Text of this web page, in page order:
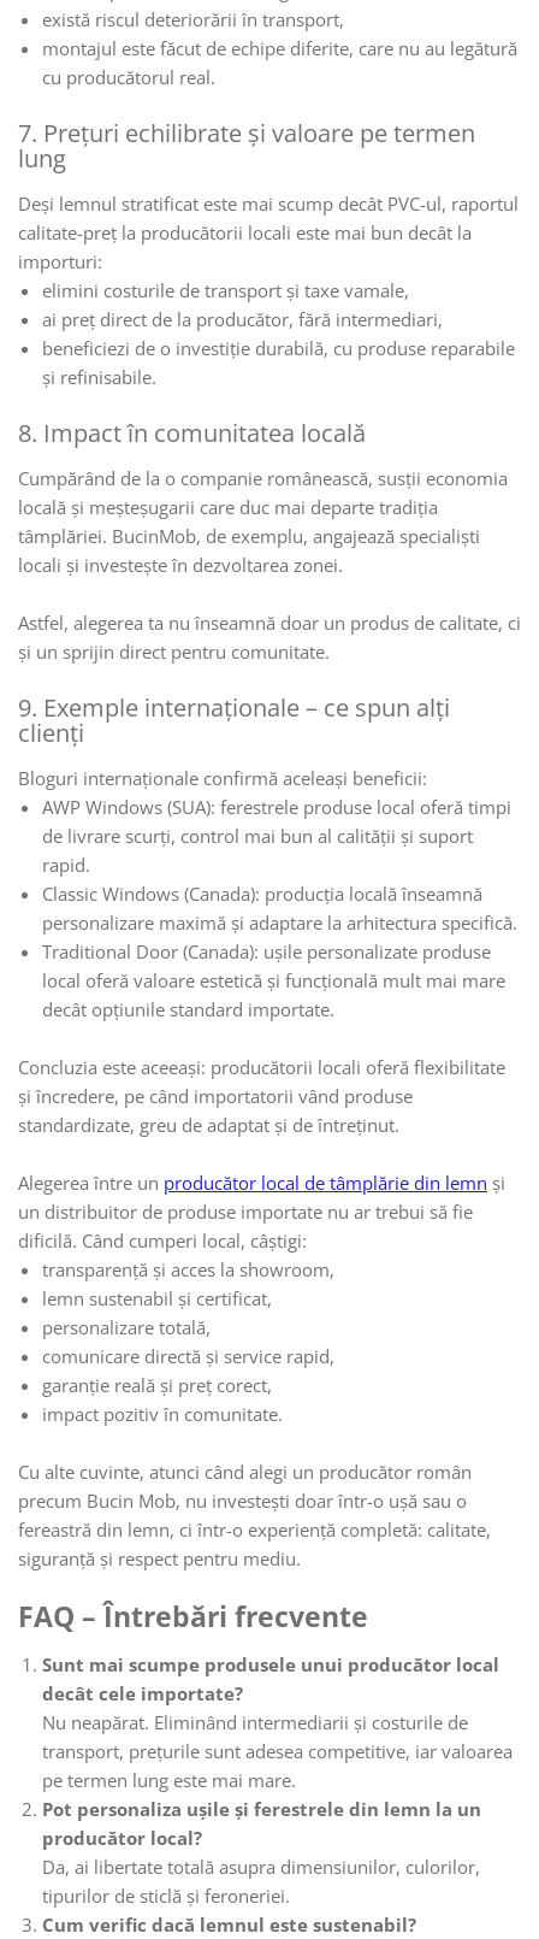
există riscul deteriorării în transport,
montajul este făcut de echipe diferite, care nu au legătură
cu producătorul real.
7. Prețuri echilibrate și valoare pe termen
lung
Deși lemnul stratificat este mai scump decât PVC-ul, raportul
calitate-preț la producătorii locali este mai bun decât la
importuri:
elimini costurile de transport și taxe vamale,
ai preț direct de la producător, fără intermediari,
beneficiezi de o investiție durabilă, cu produse reparabile
și refinisabile.
8. Impact în comunitatea locală
Cumpărând de la o companie românească, susții economia
locală și meșteșugarii care duc mai departe tradiția
tâmplăriei. BucinMob, de exemplu, angajează specialiști
locali și investește în dezvoltarea zonei.
Astfel, alegerea ta nu înseamnă doar un produs de calitate, ci
și un sprijin direct pentru comunitate.
9. Exemple internaționale – ce spun alți
clienți
Bloguri internaționale confirmă aceleași beneficii:
AWP Windows (SUA): ferestrele produse local oferă timpi
de livrare scurți, control mai bun al calității și suport
rapid.
Classic Windows (Canada): producția locală înseamnă
personalizare maximă și adaptare la arhitectura specifică.
Traditional Door (Canada): ușile personalizate produse
local oferă valoare estetică și funcțională mult mai mare
decât opțiunile standard importate.
Concluzia este aceeași: producătorii locali oferă flexibilitate
și încredere, pe când importatorii vând produse
standardizate, greu de adaptat și de întreținut.
Alegerea între un producător local de tâmplărie din lemn și
un distribuitor de produse importate nu ar trebui să fie
dificilă. Când cumperi local, câștigi:
transparență și acces la showroom,
lemn sustenabil și certificat,
personalizare totală,
comunicare directă și service rapid,
garanție reală și preț corect,
impact pozitiv în comunitate.
Cu alte cuvinte, atunci când alegi un producător român
precum Bucin Mob, nu investești doar într-o ușă sau o
fereastră din lemn, ci într-o experiență completă: calitate,
siguranță și respect pentru mediu.
FAQ – Întrebări frecvente
Sunt mai scumpe produsele unui producător local
decât cele importate?
Nu neapărat. Eliminând intermediarii și costurile de
transport, prețurile sunt adesea competitive, iar valoarea
pe termen lung este mai mare.
Pot personaliza ușile și ferestrele din lemn la un
producător local?
Da, ai libertate totală asupra dimensiunilor, culorilor,
tipurilor de sticlă și feroneriei.
Cum verific dacă lemnul este sustenabil?